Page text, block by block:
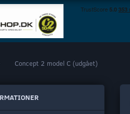
Concept 2 model C (udgået)